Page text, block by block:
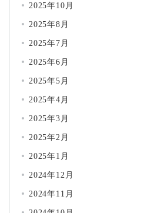
2025年10月
2025年8月
2025年7月
2025年6月
2025年5月
2025年4月
2025年3月
2025年2月
2025年1月
2024年12月
2024年11月